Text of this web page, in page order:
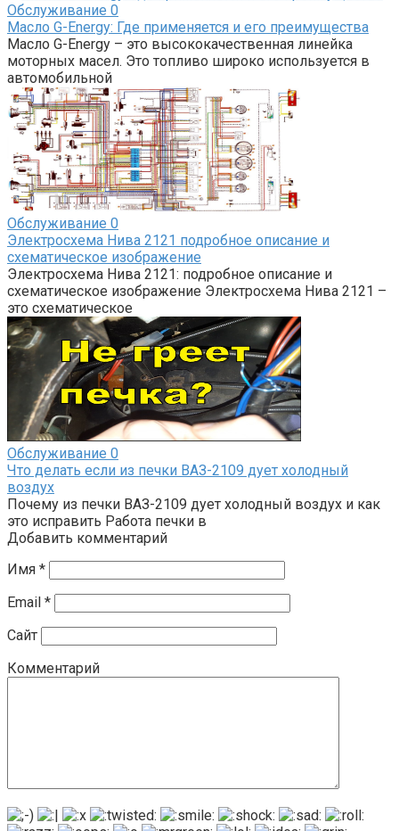
Обслуживание 0
Масло G-Energy: Где применяется и его преимущества
Масло G-Energy – это высококачественная линейка
моторных масел. Это топливо широко используется в
автомобильной
Обслуживание 0
Электросхема Нива 2121 подробное описание и
схематическое изображение
Электросхема Нива 2121: подробное описание и
схематическое изображение Электросхема Нива 2121 –
это схематическое
Обслуживание 0
Что делать если из печки ВАЗ-2109 дует холодный
воздух
Почему из печки ВАЗ-2109 дует холодный воздух и как
это исправить Работа печки в
Добавить комментарий
Имя *
Email *
Сайт
Комментарий